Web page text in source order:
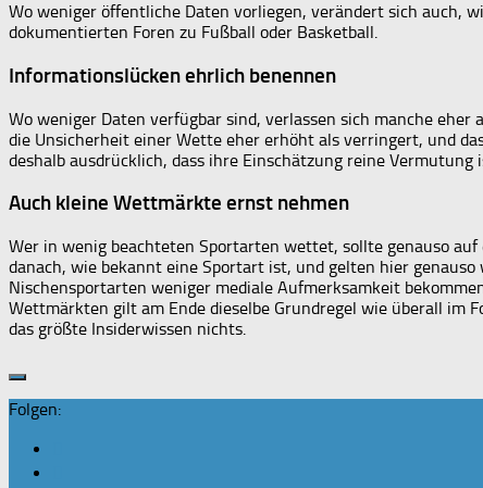
Wo weniger öffentliche Daten vorliegen, verändert sich auch,
dokumentierten Foren zu Fußball oder Basketball.
Informationslücken ehrlich benennen
Wo weniger Daten verfügbar sind, verlassen sich manche
die Unsicherheit einer Wette eher erhöht als verringert, und
deshalb ausdrücklich, dass ihre Einschätzung reine
Auch kleine Wettmärkte ernst nehmen
Wer in wenig beachteten Sportarten wettet, sollte genauso
danach, wie bekannt eine Sportart ist, und gelten hier
Nischensportarten weniger mediale Aufmerksamkeit
Wettmärkten gilt am Ende dieselbe Grundregel wie überall im
das größte Insiderwissen nichts.
Folgen: